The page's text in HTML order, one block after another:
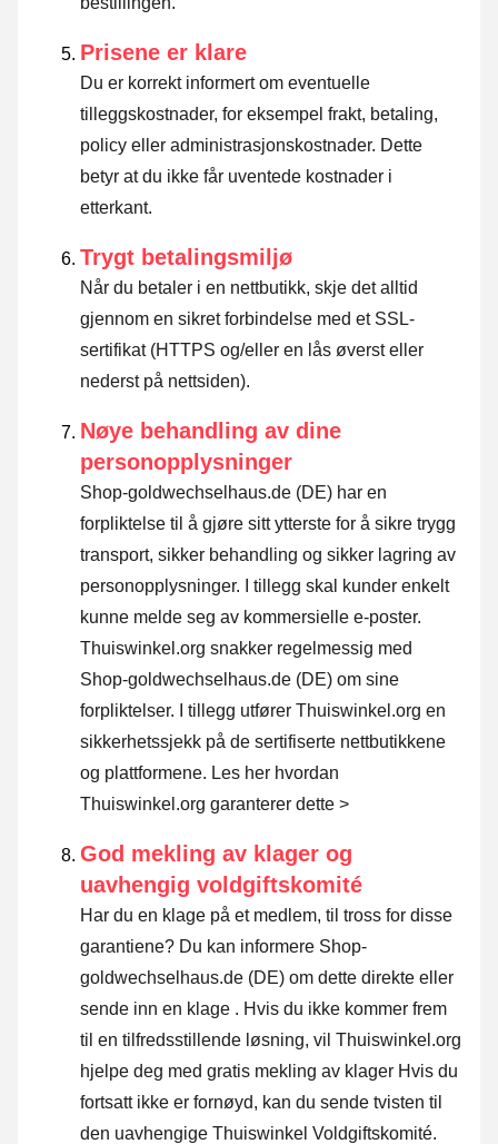
Prisene er klare
Du er korrekt informert om eventuelle
tilleggskostnader, for eksempel frakt, betaling,
policy eller administrasjonskostnader. Dette
betyr at du ikke får uventede kostnader i
etterkant.
Trygt betalingsmiljø
Når du betaler i en nettbutikk, skje det alltid
gjennom en sikret forbindelse med et SSL-
sertifikat (HTTPS og/eller en lås øverst eller
nederst på nettsiden).
Nøye behandling av dine
personopplysninger
Shop-goldwechselhaus.de (DE) har en
forpliktelse til å gjøre sitt ytterste for å sikre trygg
transport, sikker behandling og sikker lagring av
personopplysninger. I tillegg skal kunder enkelt
kunne melde seg av kommersielle e-poster.
Thuiswinkel.org snakker regelmessig med
Shop-goldwechselhaus.de (DE) om sine
forpliktelser. I tillegg utfører Thuiswinkel.org en
sikkerhetssjekk på de sertifiserte nettbutikkene
og plattformene. Les her hvordan
Thuiswinkel.org garanterer dette >
God mekling av klager og
uavhengig voldgiftskomité
Har du en klage på et medlem, til tross for disse
garantiene? Du kan informere Shop-
goldwechselhaus.de (DE) om dette direkte eller
sende inn en klage . Hvis du ikke kommer frem
til en tilfredsstillende løsning, vil Thuiswinkel.org
hjelpe deg med gratis mekling av klager Hvis du
fortsatt ikke er fornøyd, kan du sende tvisten til
den uavhengige Thuiswinkel Voldgiftskomité.